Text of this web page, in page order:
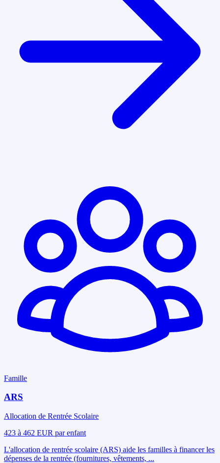
Famille
ARS
Allocation de Rentrée Scolaire
423 à 462 EUR par enfant
L'allocation de rentrée scolaire (ARS) aide les familles à financer les
dépenses de la rentrée (fournitures, vêtements, ...